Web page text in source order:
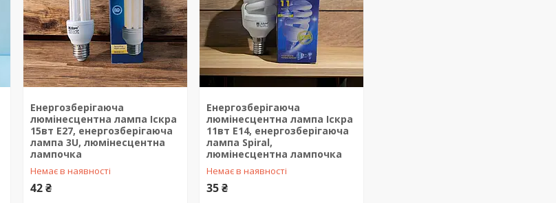
Енергозберігаюча
люмінесцентна лампа Іскра
15вт Е27, енергозберігаюча
лампа 3U, люмінесцентна
лампочка
Немає в наявності
42 ₴
Енергозберігаюча
люмінесцентна лампа Іскра
11вт Е14, енергозберігаюча
лампа Spiral,
люмінесцентна лампочка
Немає в наявності
35 ₴